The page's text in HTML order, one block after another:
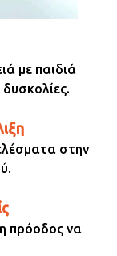
με παιδιά
στην
πρόοδος να